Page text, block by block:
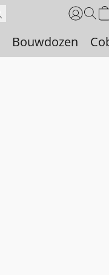
Bouwdozen